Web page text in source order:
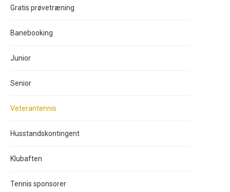
Gratis prøvetræning
Banebooking
Junior
Senior
Veterantennis
Husstandskontingent
Klubaften
Tennis sponsorer